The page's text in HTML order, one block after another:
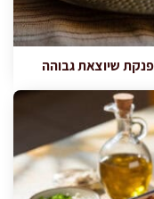
שיוצאת גבוהה